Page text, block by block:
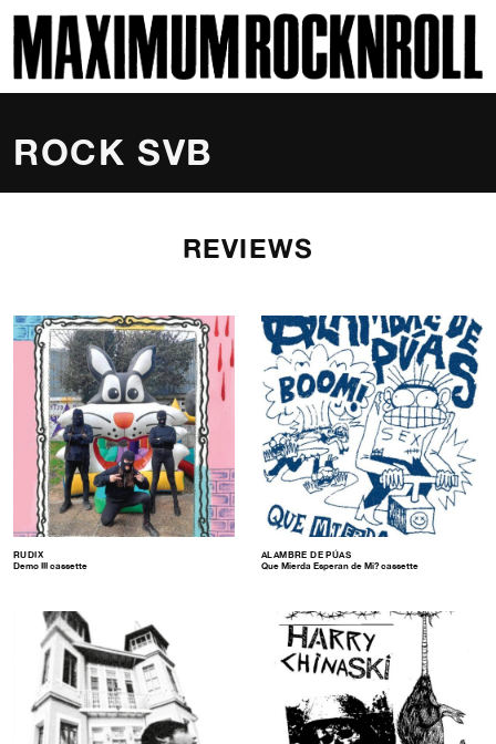
MAXIMUM ROCKNROLL
ROCK SVB
REVIEWS
RUDIX
Demo III cassette
ALAMBRE DE PÚAS
Que Mierda Esperan de Mi? cassette